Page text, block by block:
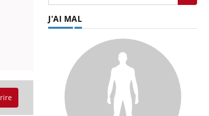
J'AI MAL